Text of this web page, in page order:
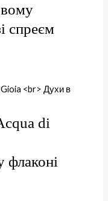
спреєм
di
флаконі